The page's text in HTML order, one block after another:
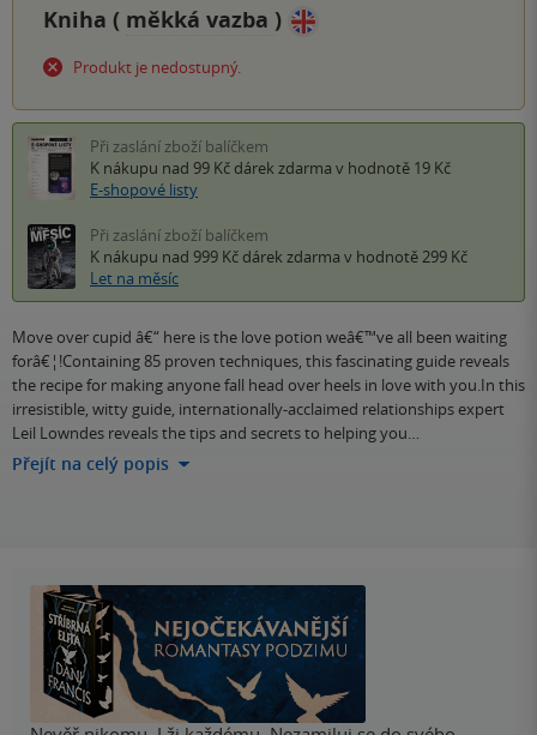
Kniha ( měkká vazba )
Produkt je nedostupný.
Při zaslání zboží balíčkem
K nákupu nad 99 Kč dárek zdarma v hodnotě 19 Kč
E-shopové listy
Při zaslání zboží balíčkem
K nákupu nad 999 Kč dárek zdarma v hodnotě 299 Kč
Let na měsíc
Move over cupid â€“ here is the love potion weâ€™ve all been waiting
forâ€¦!Containing 85 proven techniques, this fascinating guide reveals
the recipe for making anyone fall head over heels in love with you.In this
irresistible, witty guide, internationally-acclaimed relationships expert
Leil Lowndes reveals the tips and secrets to helping you…
Přejít na celý popis